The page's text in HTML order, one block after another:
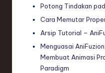
Potong Tindakan
Cara Memutar
Arsip Tutorial –
Menguasai
Membuat Animasi
Paradigm